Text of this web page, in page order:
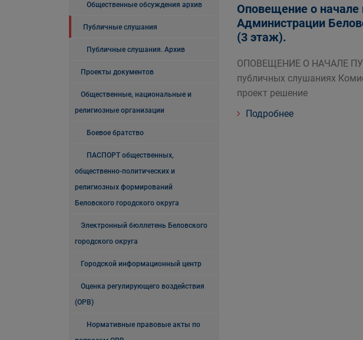
Общественные обсуждения архив
Публичные слушания
Публичные слушания. Архив
Проекты документов
Общественные, национальные и
религиозные организации
Боевое братство
ПАСПОРТ общественных,
общественно-политических и
религиозных формирований
Беловского городского округа
Электронный бюллетень Беловского
городского округа
Городской информационный центр
Оценка регулирующего воздействия
(ОРВ)
Нормативные правовые акты по
Оповещение о начале
Администрации
(3 этаж).
ОПОВЕЩЕНИЕ О НАЧАЛЕ
публичных слушаниях
проект решение
Подробнее